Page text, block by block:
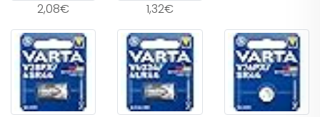
2,08€ 1,32€